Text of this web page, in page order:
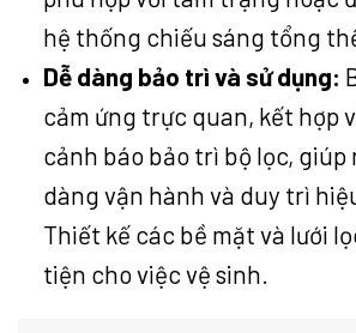
hệ thống chiếu sáng tổng
Dễ dàng bảo trì và sử dụng:
cảm ứng trực quan, kết hợp
cảnh báo bảo trì bộ lọc, giúp
dàng vận hành và duy trì
Thiết kế các bề mặt và lưới
tiện cho việc vệ sinh.